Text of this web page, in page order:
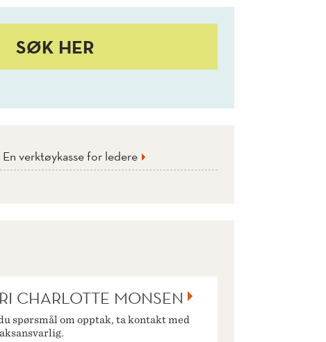
SØK HER
verktøykasse for ledere
CHARLOTTE MONSEN
spørsmål om opptak, ta kontakt med